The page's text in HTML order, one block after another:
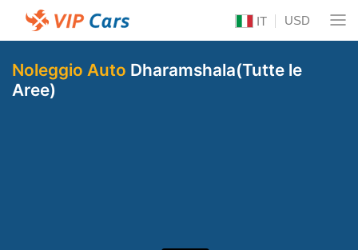
IT USD
Noleggio Auto Dharamshala(Tutte le
Aree)